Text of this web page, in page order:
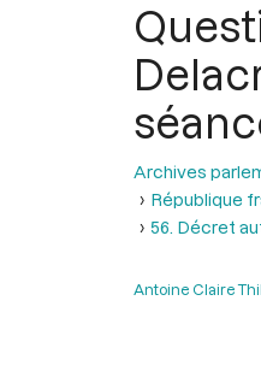
Archives
République
56. Décret
Antoine Claire